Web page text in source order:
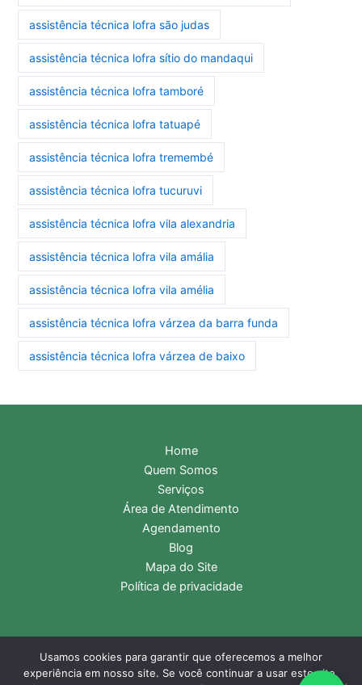
assistência técnica lofra são judas
assistência técnica lofra sítio do mandaqui
assistência técnica lofra tamboré
assistência técnica lofra tatuapé
assistência técnica lofra tremembé
assistência técnica lofra tucuruvi
assistência técnica lofra vila alexandria
assistência técnica lofra vila amália
assistência técnica lofra vila amélia
assistência técnica lofra várzea da barra funda
assistência técnica lofra várzea de baixo
Home
Quem Somos
Serviços
Área de Atendimento
Agendamento
Blog
Mapa do Site
Política de privacidade
Copyright © 2026 Assistência Técnica Lofra | Central de
Usamos cookies para garantir que oferecemos a melhor
experiência em nosso site. Se você continuar a usar este site,